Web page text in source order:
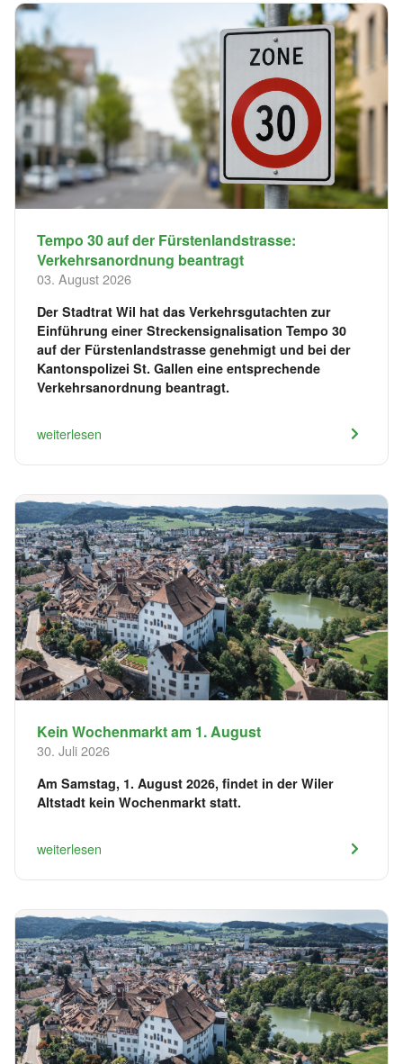
Tempo 30 auf der Fürstenlandstrasse:
Verkehrsanordnung beantragt
03. August 2026
Der Stadtrat Wil hat das Verkehrsgutachten zur
Einführung einer Streckensignalisation Tempo 30
auf der Fürstenlandstrasse genehmigt und bei der
Kantonspolizei St. Gallen eine entsprechende
Verkehrsanordnung beantragt.
weiterlesen
Kein Wochenmarkt am 1. August
30. Juli 2026
Am Samstag, 1. August 2026, findet in der Wiler
Altstadt kein Wochenmarkt statt.
weiterlesen